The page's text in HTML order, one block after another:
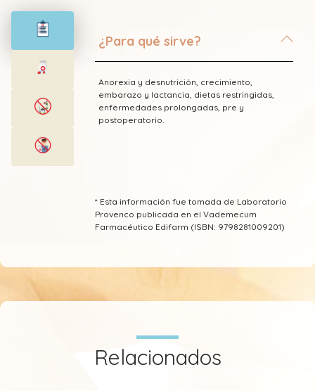
¿Para qué sirve?
Anorexia y desnutrición, crecimiento,
embarazo y lactancia, dietas restringidas,
enfermedades prolongadas, pre y
postoperatorio.
* Esta información fue tomada de Laboratorio
Provenco publicada en el Vademecum
Farmacéutico Edifarm (ISBN: 9798281009201)
Relacionados